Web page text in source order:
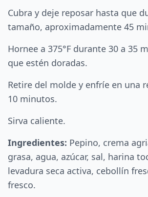
Cubra y deje reposar hasta que
tamaño, aproximadamente 45
Hornee a 375°F durante 30 a 35
que estén doradas.
Retire del molde y enfríe en una
10 minutos.
Sirva caliente.
Ingredientes: Pepino, crema
grasa, agua, azúcar, sal, harina
levadura seca activa, cebollín
fresco.